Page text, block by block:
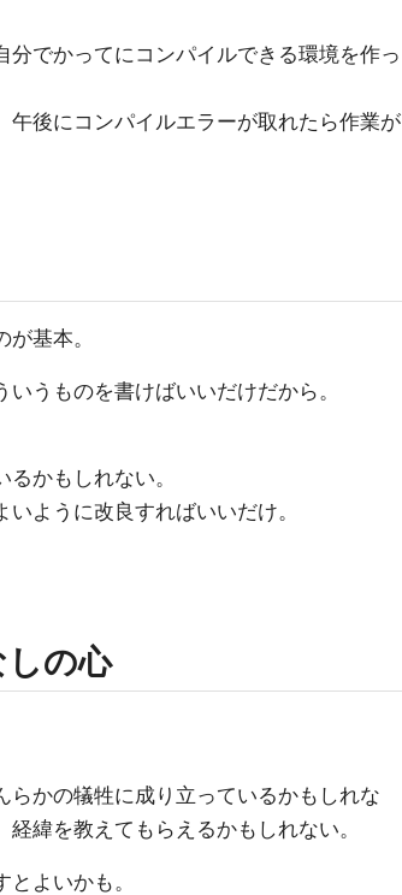
でかってにコンパイルできる環境を作っ
後にコンパイルエラーが取れたら作業が
基本。
うものを書けばいいだけだから。
かもしれない。
ように改良すればいいだけ。
の心
かの犠牲に成り立っているかもしれな
緯を教えてもらえるかもしれない。
よいかも。